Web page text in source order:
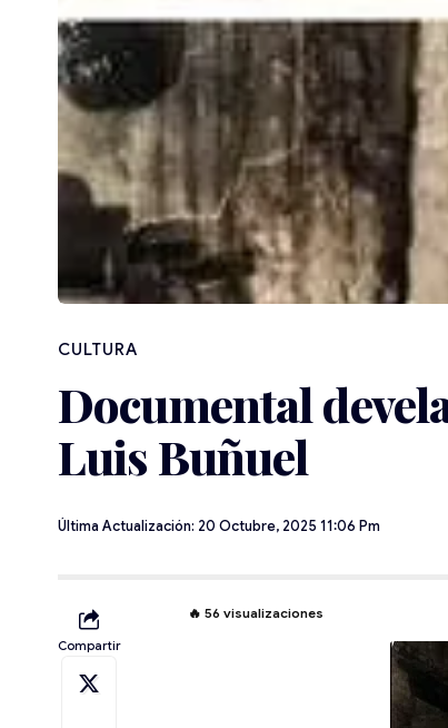
CULTURA
Documental
Luis Buñuel
Última Actualización: 20 Octubre, 2025 11:06 Pm
Compartir
🔥56 visualizaciones